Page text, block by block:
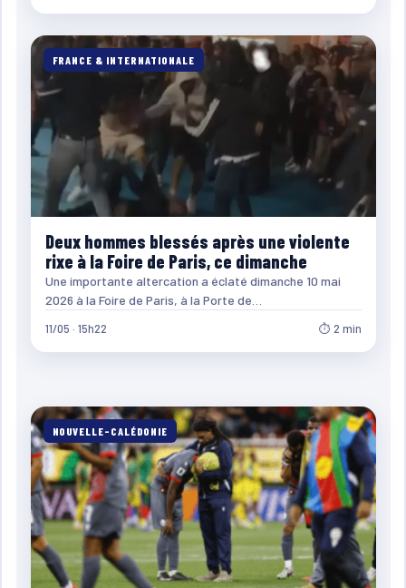
FRANCE & INTERNATIONALE
Deux hommes blessés après une violente
rixe à la Foire de Paris, ce dimanche
Une importante altercation a éclaté dimanche 10 mai
2026 à la Foire de Paris, à la Porte de…
11/05 · 15h22 ⏱ 2 min
NOUVELLE-CALÉDONIE